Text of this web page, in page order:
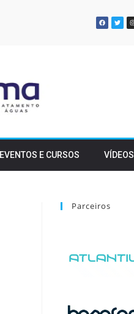
EVENTOS E CURSOS VÍDEOS
Parceiros